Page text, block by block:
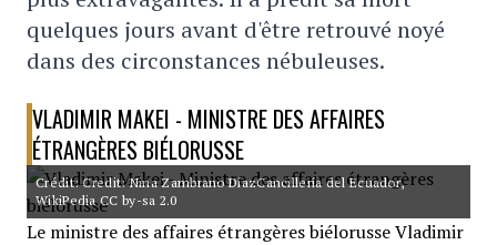
quelques jours avant d'être retrouvé noyé
dans des circonstances nébuleuses.
VLADIMIR MAKEI - MINISTRE DES AFFAIRES
ÉTRANGÈRES BIÉLORUSSE
Crédit: Credit: Nina Zambrano DíazCancillería del Ecuador,
WikiPedia CC by-sa 2.0
Le ministre des affaires étrangères biélorusse Vladimir